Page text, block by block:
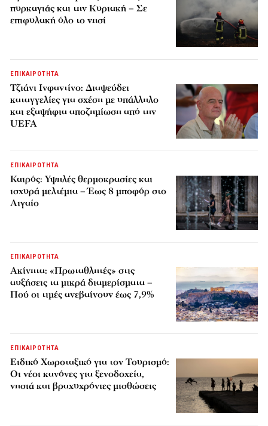
πυρκαγιάς και την Κυριακή – Σε
επιφυλακή όλο το νησί
ΕΠΙΚΑΙΡΟΤΗΤΑ
Τζιάνι Ινφαντίνο: Διαψεύδει
καταγγελίες για σχέση με υπάλληλο
και εξαψήφια αποζημίωση από την
UEFA
ΕΠΙΚΑΙΡΟΤΗΤΑ
Καιρός: Υψηλές θερμοκρασίες και
ισχυρά μελτέμια – Έως 8 μποφόρ στο
Αιγαίο
ΕΠΙΚΑΙΡΟΤΗΤΑ
Ακίνητα: «Πρωταθλητές» στις
αυξήσεις τα μικρά διαμερίσματα –
Πού οι τιμές ανεβαίνουν έως 7,9%
ΕΠΙΚΑΙΡΟΤΗΤΑ
Ειδικό Χωροταξικό για τον Τουρισμό:
Οι νέοι κανόνες για ξενοδοχεία,
νησιά και βραχυχρόνιες μισθώσεις